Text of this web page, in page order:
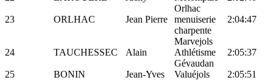
23 ORLHAC Jean Pierre
Orlhac
menuiserie
charpente
2:04:47
24 TAUCHESSEC Alain
Marvejols
Athlétisme
Gévaudan
2:05:37
25 BONIN Jean-Yves Valuéjols 2:05:51